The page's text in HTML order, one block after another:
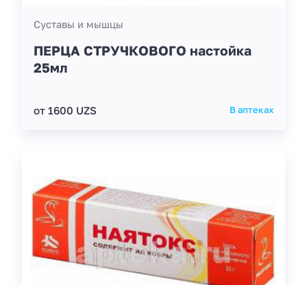
Суставы и мышцы
ПЕРЦА СТРУЧКОВОГО настойка
25мл
от 1600 UZS В аптеках